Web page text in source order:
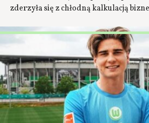
zderzyła się z chłodną kalkulacją